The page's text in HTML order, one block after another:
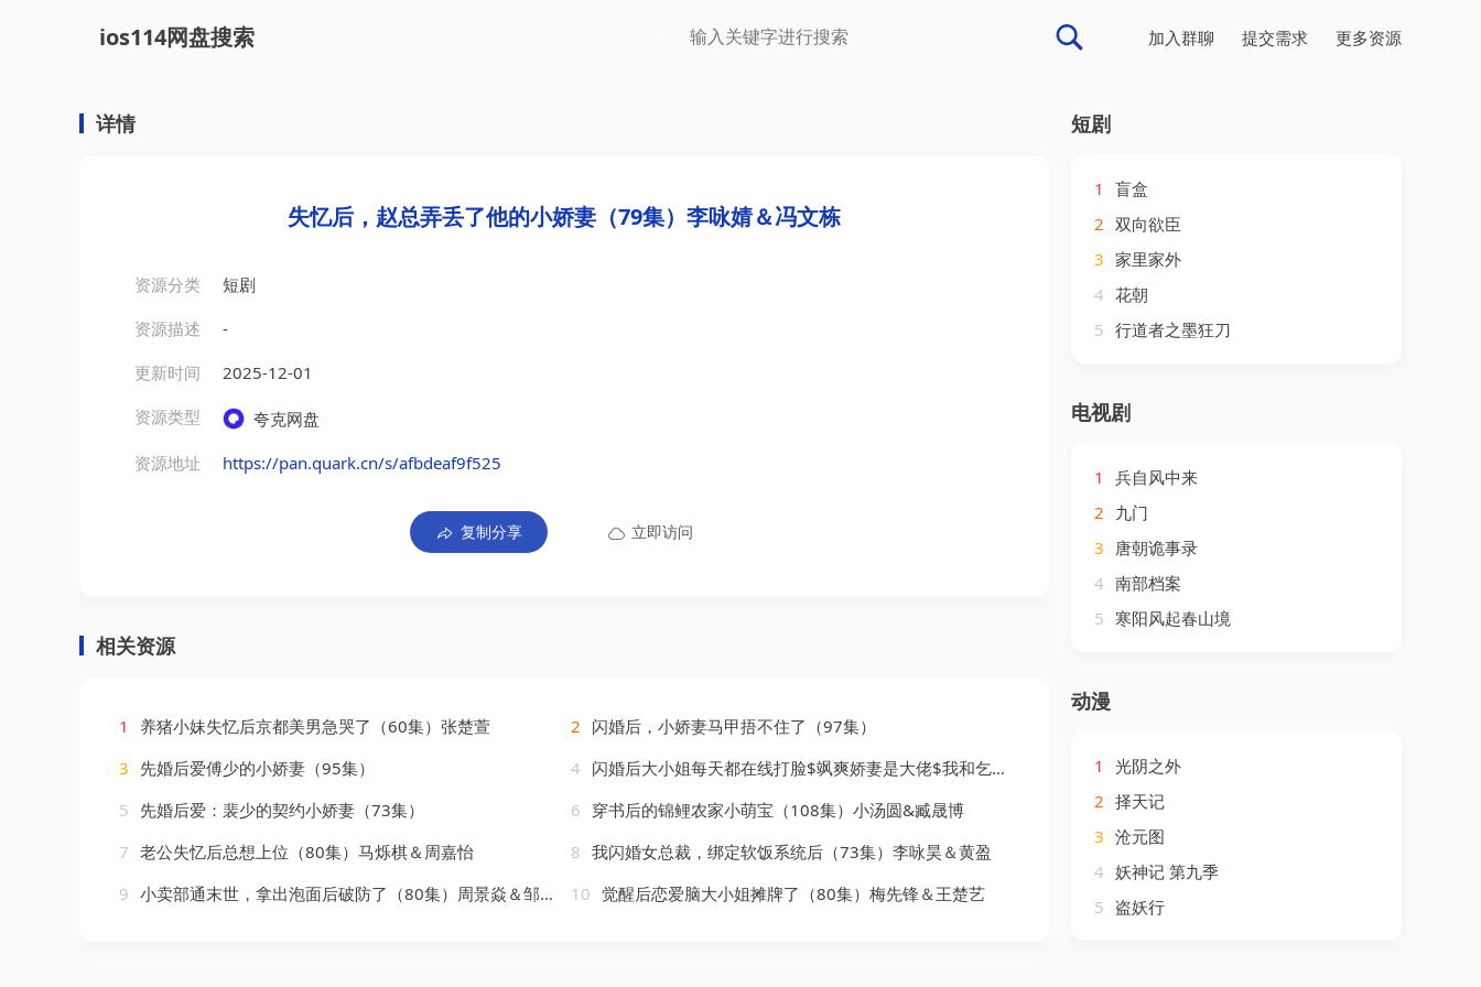
ios114网盘搜索 加入群聊 提交需求 更多资源
详情
失忆后，赵总弄丢了他的小娇妻（79集）李咏婧＆冯文栋
资源分类
短剧
资源描述
-
更新时间
2025-12-01
资源类型
夸克网盘
资源地址
https://pan.quark.cn/s/afbdeaf9f525
复制分享 立即访问
相关资源
1 养猪小妹失忆后京都美男急哭了（60集）张楚萱 2 闪婚后，小娇妻马甲捂不住了（97集）
3 先婚后爱傅少的小娇妻（95集） 4 闪婚后大小姐每天都在线打脸$飒爽娇妻是大佬$我和乞丐老公都不装了（83）葛晓曦
5 先婚后爱：裴少的契约小娇妻（73集） 6 穿书后的锦鲤农家小萌宝（108集）小汤圆&臧晟博
7 老公失忆后总想上位（80集）马烁棋＆周嘉怡 8 我闪婚女总裁，绑定软饭系统后（73集）李咏昊＆黄盈
9 小卖部通末世，拿出泡面后破防了（80集）周景焱＆邹斯琦 10 觉醒后恋爱脑大小姐摊牌了（80集）梅先锋＆王楚艺
短剧
1
盲盒
2 双向欲臣
3 家里家外
4 花朝
5 行道者之墨狂刀
电视剧
1
兵自风中来
2 九门
3 唐朝诡事录
4 南部档案
5 寒阳风起春山境
动漫
1
光阴之外
2 择天记
3 沧元图
4 妖神记 第九季
5 盗妖行